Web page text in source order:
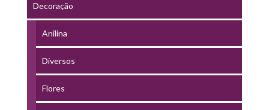
Decoração
Anilina
Diversos
Flores